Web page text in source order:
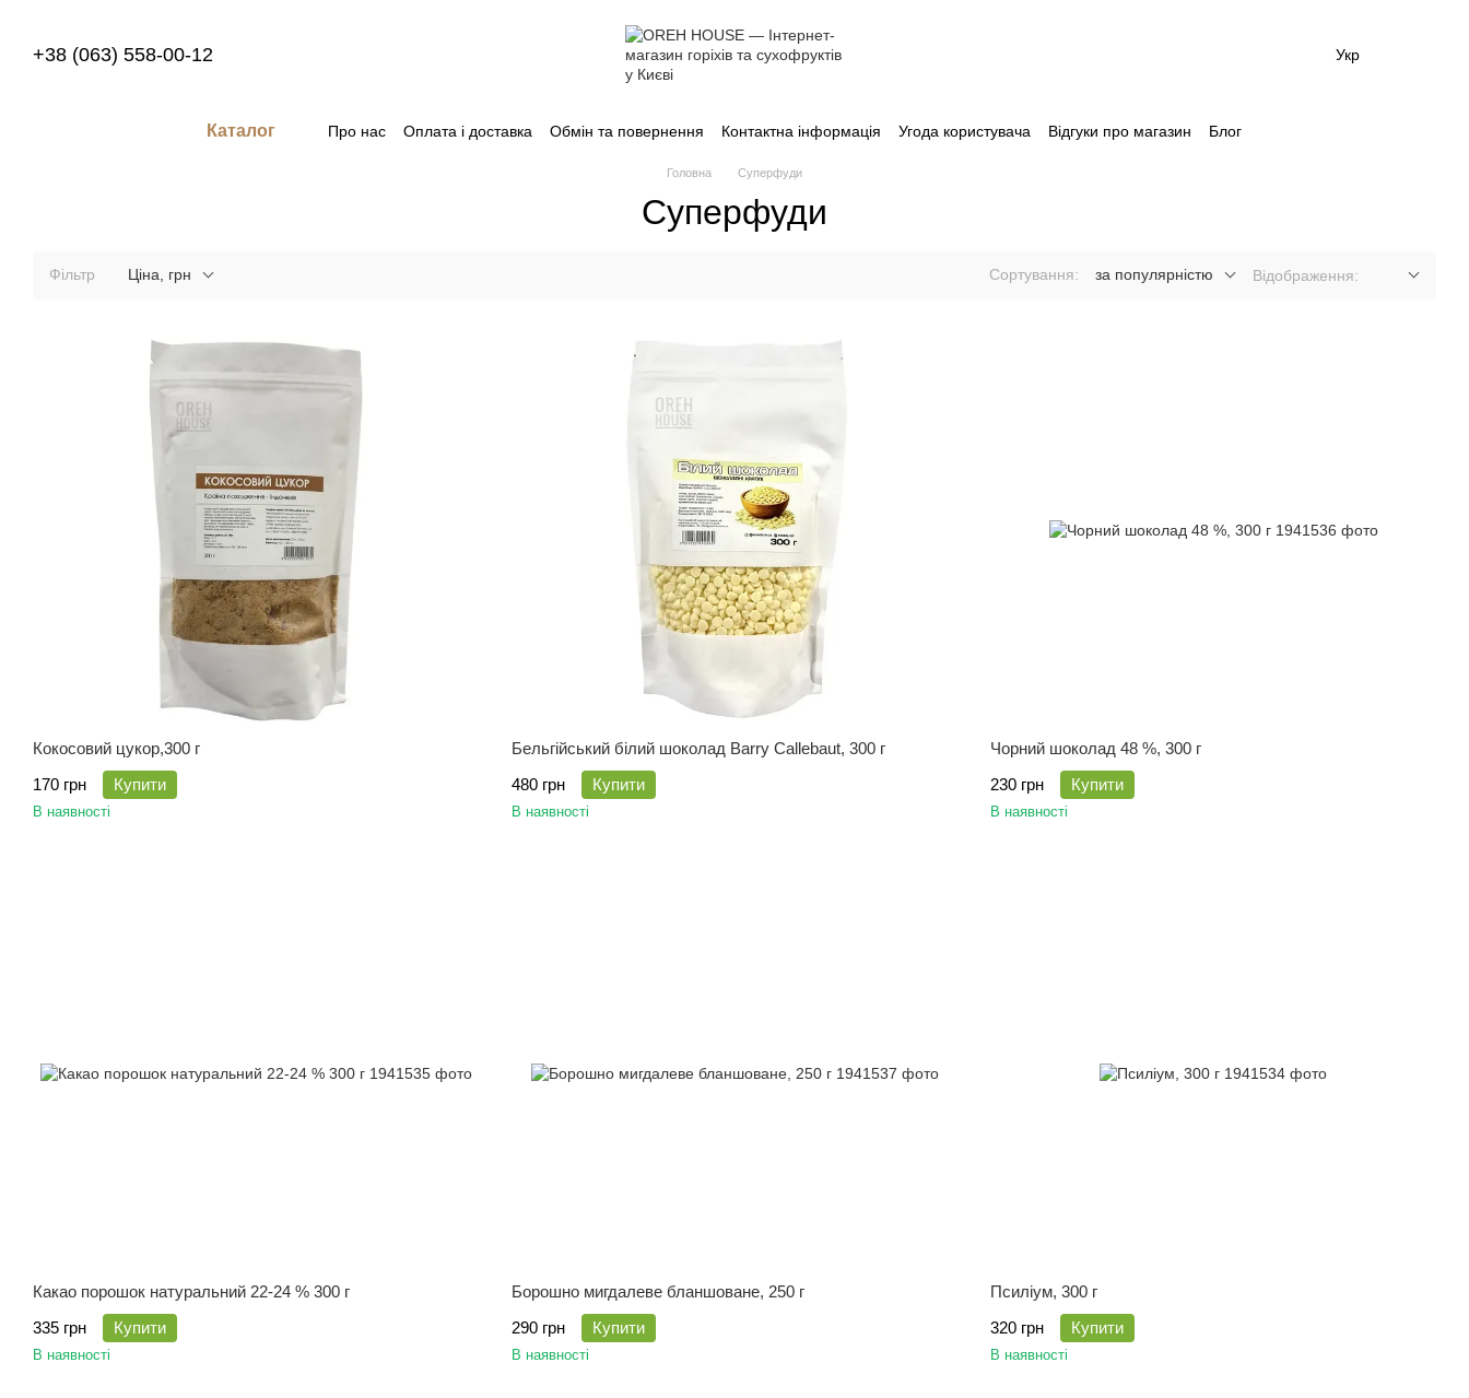
+38 (063) 558-00-12 Укр
Каталог Про нас Оплата і доставка Обмін та повернення Контактна інформація Угода користувача Відгуки про магазин Блог
Головна Суперфуди
Суперфуди
Фільтр Ціна, грн Сортування: за популярністю Відображення:
Кокосовий цукор,300 г
170 грн
Купити
В наявності
Бельгійський білий шоколад Barry Callebaut, 300 г
480 грн
Купити
В наявності
Чорний шоколад 48 %, 300 г
230 грн
Купити
В наявності
Какао порошок натуральний 22-24 % 300 г
335 грн
Купити
В наявності
Борошно мигдалеве бланшоване, 250 г
290 грн
Купити
В наявності
Псиліум, 300 г
320 грн
Купити
В наявності